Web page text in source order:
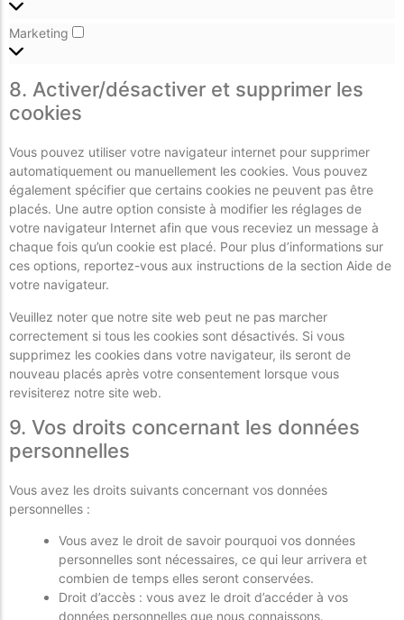
Marketing
8. Activer/désactiver et supprimer les
cookies
Vous pouvez utiliser votre navigateur internet pour supprimer
automatiquement ou manuellement les cookies. Vous pouvez
également spécifier que certains cookies ne peuvent pas être
placés. Une autre option consiste à modifier les réglages de
votre navigateur Internet afin que vous receviez un message à
chaque fois qu’un cookie est placé. Pour plus d’informations sur
ces options, reportez-vous aux instructions de la section Aide de
votre navigateur.
Veuillez noter que notre site web peut ne pas marcher
correctement si tous les cookies sont désactivés. Si vous
supprimez les cookies dans votre navigateur, ils seront de
nouveau placés après votre consentement lorsque vous
revisiterez notre site web.
9. Vos droits concernant les données
personnelles
Vous avez les droits suivants concernant vos données
personnelles :
Vous avez le droit de savoir pourquoi vos données
personnelles sont nécessaires, ce qui leur arrivera et
combien de temps elles seront conservées.
Droit d’accès : vous avez le droit d’accéder à vos
données personnelles que nous connaissons.